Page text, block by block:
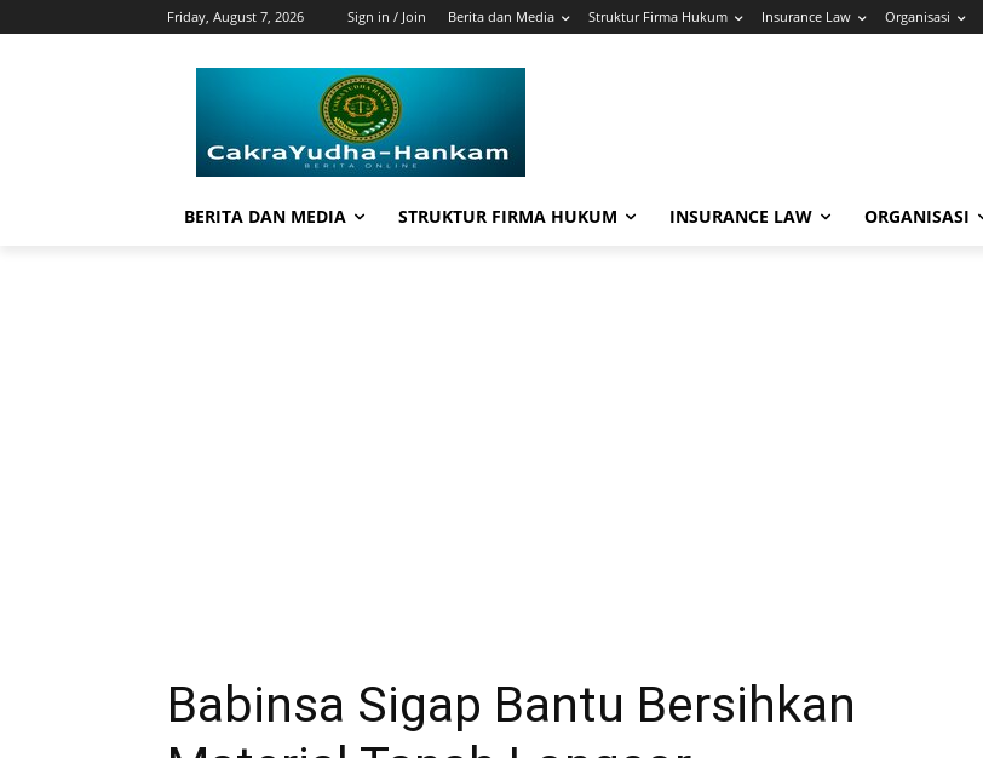
Friday, August 7, 2026 Sign in / Join Berita dan Media Struktur Firma Hukum Insurance Law Organisasi
BERITA DAN MEDIA STRUKTUR FIRMA HUKUM INSURANCE LAW ORGANISASI
Babinsa Sigap Bantu Bersihkan